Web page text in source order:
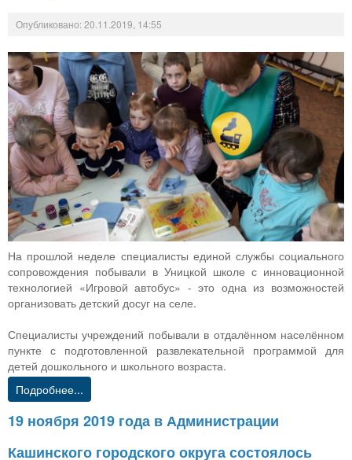
Опубликовано: 20.11.2019, 14:55
На прошлой неделе специалисты единой службы социального
сопровождения побывали в Уницкой школе с инновационной
технологией «Игровой автобус» - это одна из возможностей
организовать детский досуг на селе.
Специалисты учреждений побывали в отдалённом населённом
пункте с подготовленной развлекательной программой для
детей дошкольного и школьного возраста.
Подробнее...
19 ноября 2019 года в Администрации
Кашинского городского округа состоялось